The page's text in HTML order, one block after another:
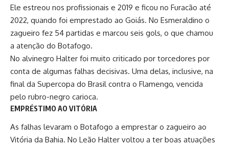
Ele estreou nos profissionais e 2019 e ficou no Furacão até
2022, quando foi emprestado ao Goiás. No Esmeraldino o
zagueiro fez 54 partidas e marcou seis gols, o que chamou
a atenção do Botafogo.
No alvinegro Halter foi muito criticado por torcedores por
conta de algumas falhas decisivas. Uma delas, inclusive, na
final da Supercopa do Brasil contra o Flamengo, vencida
pelo rubro-negro carioca.
EMPRÉSTIMO AO VITÓRIA
As falhas levaram o Botafogo a emprestar o zagueiro ao
Vitória da Bahia. No Leão Halter voltou a ter boas atuações